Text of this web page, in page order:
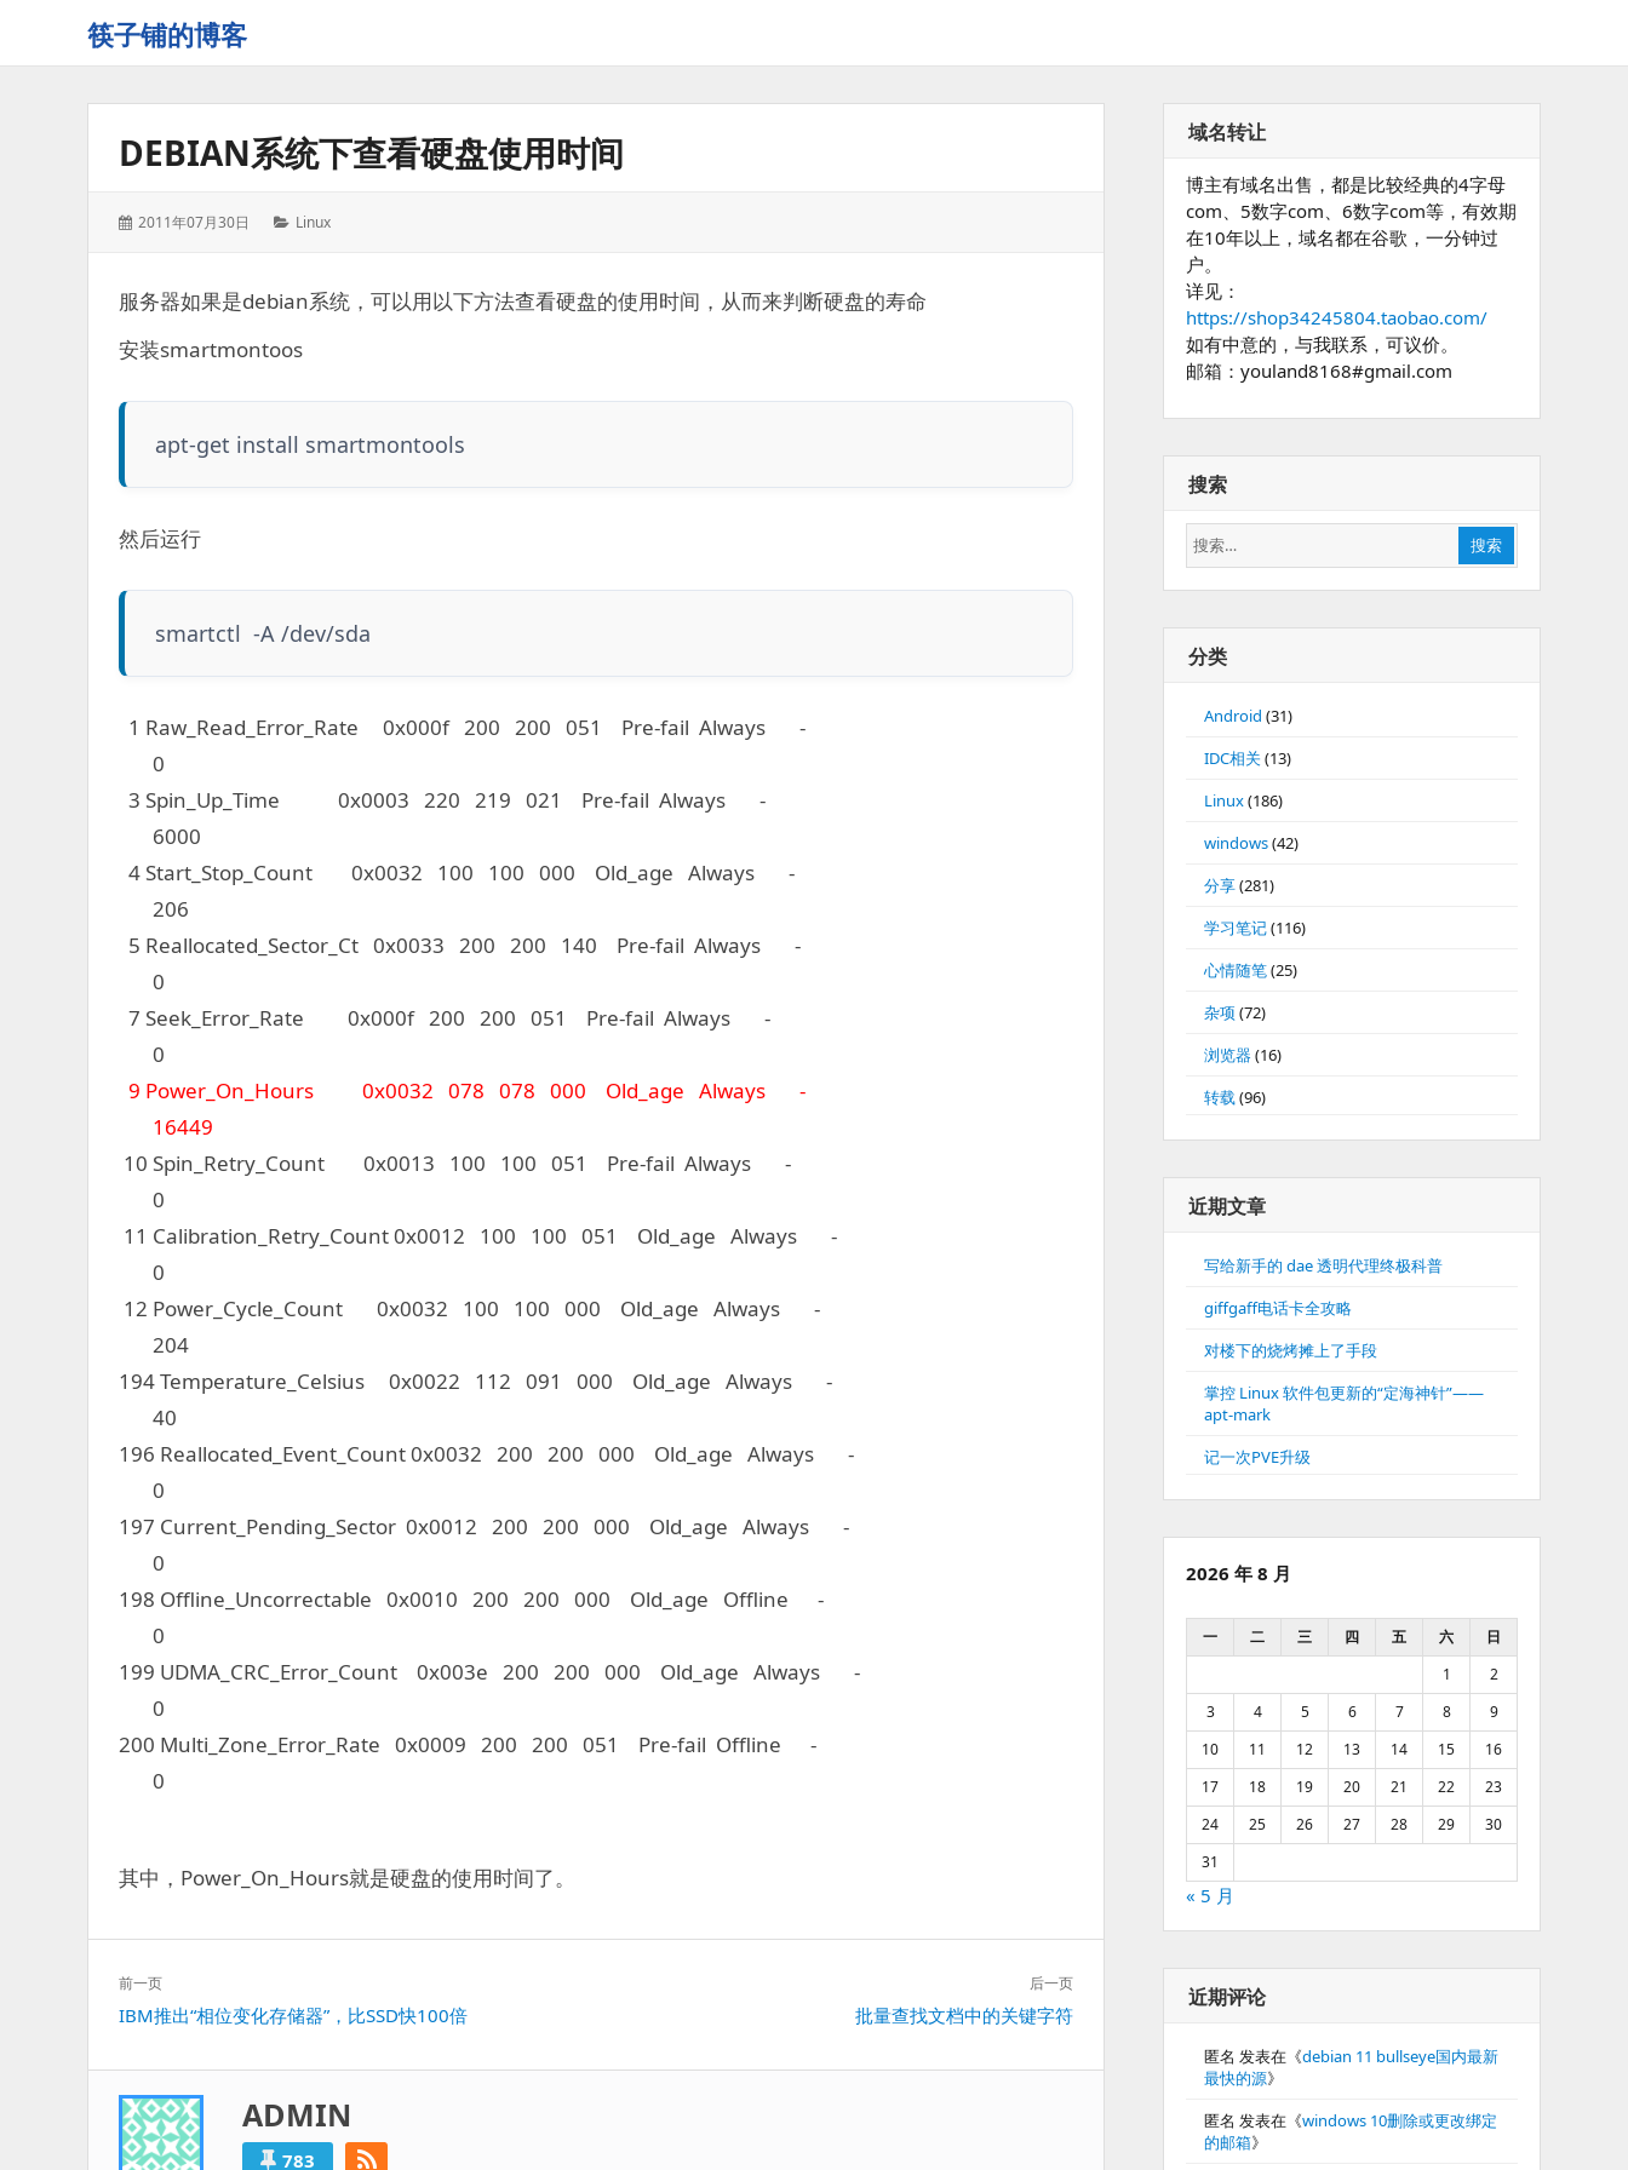
筷子铺的博客
录
DEBIAN系统下查看硬盘使用时间
发
2011年07月30日
分
Linux
服务器如果是debian系统，可以用以下方法查看硬盘的使用时间，从而来判断硬盘的寿命
安装smartmontoos
apt-get install smartmontools
然后运行
smartctl -A /dev/sda
1 Raw_Read_Error_Rate 0x000f 200 200 051 Pre-fail Always -
0
3 Spin_Up_Time 0x0003 220 219 021 Pre-fail Always -
6000
4 Start_Stop_Count 0x0032 100 100 000 Old_age Always -
206
5 Reallocated_Sector_Ct 0x0033 200 200 140 Pre-fail Always -
0
7 Seek_Error_Rate 0x000f 200 200 051 Pre-fail Always -
0
9 Power_On_Hours 0x0032 078 078 000 Old_age Always -
16449
10 Spin_Retry_Count 0x0013 100 100 051 Pre-fail Always -
0
11 Calibration_Retry_Count 0x0012 100 100 051 Old_age Always -
0
12 Power_Cycle_Count 0x0032 100 100 000 Old_age Always -
204
194 Temperature_Celsius 0x0022 112 091 000 Old_age Always -
40
196 Reallocated_Event_Count 0x0032 200 200 000 Old_age Always -
0
197 Current_Pending_Sector 0x0012 200 200 000 Old_age Always -
0
198 Offline_Uncorrectable 0x0010 200 200 000 Old_age Offline -
0
199 UDMA_CRC_Error_Count 0x003e 200 200 000 Old_age Always -
0
200 Multi_Zone_Error_Rate 0x0009 200 200 051 Pre-fail Offline -
0
其中，Power_On_Hours就是硬盘的使用时间了。
文
章
导
航
前一页
上
篇：
IBM推出“相位变化存储器”，比SSD快100倍
后一页
篇：
批量查找文档中的关键字符
ADMIN
783
域名转让
博主有域名出售，都是比较经典的4字母
com、5数字com、6数字com等，有效期
在10年以上，域名都在谷歌，一分钟过
户。
详见：
https://shop34245804.taobao.com/
如有中意的，与我联系，可议价。
邮箱：youland8168#gmail.com
搜索
搜
索：
搜索
分类
Android (31)
IDC相关(13)
Linux(186)
windows(42)
分享(281)
学习笔记(116)
心情随笔(25)
杂项 (72)
浏览器(16)
转载(96)
近期文章
写给新手的 dae 透明代理终极科普
giffgaff电话卡全攻略
对楼下的烧烤摊上了手段
掌控 Linux 软件包更新的“定海神针”——
apt-mark
记一次PVE升级
2026 年 8 月
一 二 三 四 五 六
日
1
2
3
4 5 6 7 8
9
10
11 12 13 14 15
16
17
18 19 20 21 22
23
24
25 26 27 28 29
30
31
« 5 月
近期评论
匿名 发表在《debian 11 bullseye国内最新
最快的源》
匿名 发表在《windows 10删除或更改绑定
的邮箱》